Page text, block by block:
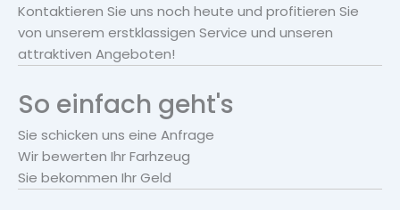
Kontaktieren Sie uns noch heute und profitieren Sie
von unserem erstklassigen Service und unseren
attraktiven Angeboten!
So einfach geht's
Sie schicken uns eine Anfrage
Wir bewerten Ihr Farhzeug
Sie bekommen Ihr Geld